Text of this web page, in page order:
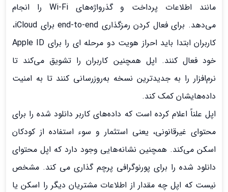
مانند اطلاعات پرداخت و گذرواژه‌های Wi-Fi را انجام
می‌دهد. برای فعال کردن رمزگذاری end-to-end برای iCloud،
کاربران ابتدا باید احراز هویت دو مرحله ای را برای Apple ID
خود فعال کنند. اپل همچنین کاربران را تشویق می‌کند تا
نرم‌افزار را به جدیدترین نسخه به‌روزرسانی کنند تا به امنیت
داده‌هایشان کمک کند.
اپل علناً اعلام کرده است که داده‌های کاربر دانلود شده را برای
محتوای غیرقانونی، یعنی استثمار و سوء استفاده از کودکان
اسکن می‌کند. همچنین نشانه‌هایی وجود دارد که اپل محتوای
دانلود شده را برای پورنوگرافی پرچم گذاری می کند. مشخص
نیست که اپل چه مقدار از اطلاعات مشتریان دیگر را اسکن یا